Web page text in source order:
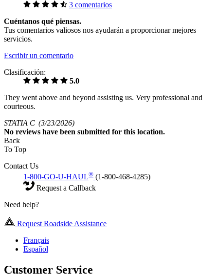
3 comentarios
Cuéntanos qué piensas.
Tus comentarios valiosos nos ayudarán a proporcionar mejores
servicios.
Escribir un comentario
Clasificación:
5.0
They went above and beyond assisting us. Very professional and
courteous.
STATIA C (3/23/2026)
No reviews have been submitted for this location.
Back
To Top
Contact Us
1-800-GO-U-HAUL® (1-800-468-4285)
Request a Callback
Need help?
Request Roadside Assistance
Français
Español
Customer Service